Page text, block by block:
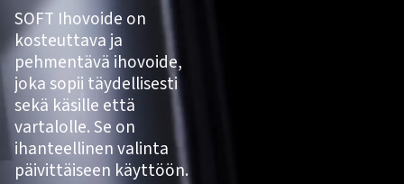
SOFT Ihovoide on
kosteuttava ja
pehmentävä ihovoide,
joka sopii täydellisesti
sekä käsille että
vartalolle. Se on
ihanteellinen valinta
päivittäiseen käyttöön.